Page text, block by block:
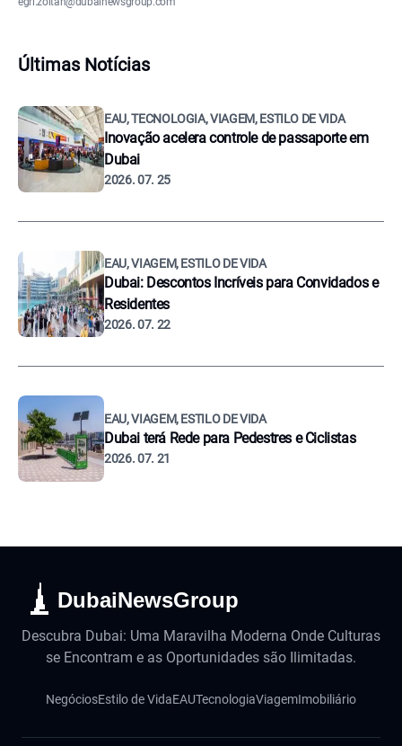
Últimas Notícias
EAU, TECNOLOGIA, VIAGEM, ESTILO DE VIDA
Inovação acelera controle de passaporte em
Dubai
2026. 07. 25
EAU, VIAGEM, ESTILO DE VIDA
Dubai: Descontos Incríveis para Convidados e
Residentes
2026. 07. 22
EAU, VIAGEM, ESTILO DE VIDA
Dubai terá Rede para Pedestres e Ciclistas
2026. 07. 21
DubaiNewsGroup
Descubra Dubai: Uma Maravilha Moderna Onde Culturas
se Encontram e as Oportunidades são Ilimitadas.
NegóciosEstilo de VidaEAUTecnologiaViagemImobiliário